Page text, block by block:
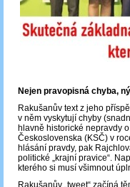
Nejen pravopisná chyba,
Rakušanův text z jeho
v něm vyskytují chyby
hlavně historické nepravdy
Československa (KSČ) v
hlásání pravdy, pak
politické „krajní pravice“.
kterého si musí všimnout